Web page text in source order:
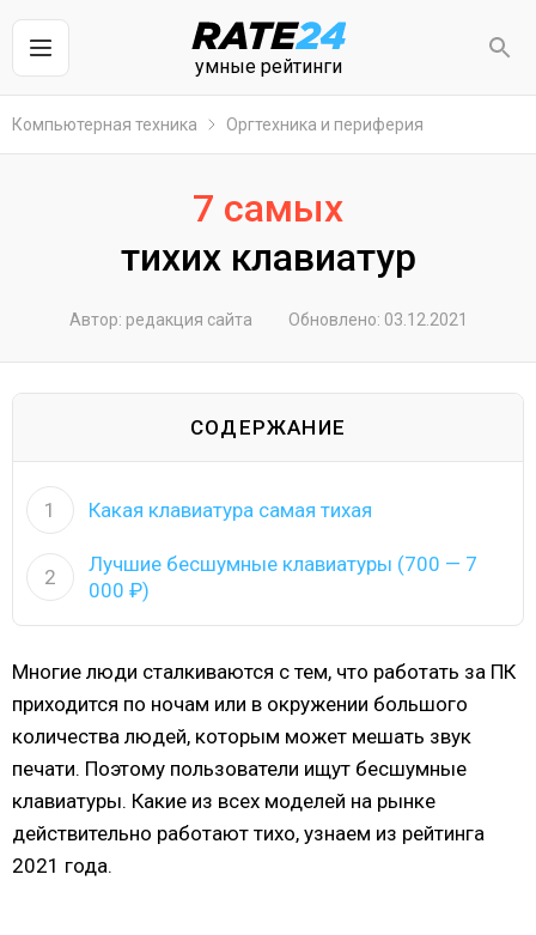
умные рейтинги
Компьютерная техника Оргтехника и периферия
7 самых
тихих клавиатур
Автор: редакция сайта Обновлено: 03.12.2021
СОДЕРЖАНИЕ
1 Какая клавиатура самая тихая
2
Лучшие бесшумные клавиатуры (700 — 7
000 ₽)
Многие люди сталкиваются с тем, что работать за ПК
приходится по ночам или в окружении большого
количества людей, которым может мешать звук
печати. Поэтому пользователи ищут бесшумные
клавиатуры. Какие из всех моделей на рынке
действительно работают тихо, узнаем из рейтинга
2021 года.